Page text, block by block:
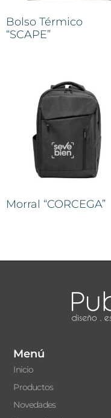
Bolso Térmico
“SCAPE”
Morral “CORCEGA”
Menú
Inicio
Productos
Novedades